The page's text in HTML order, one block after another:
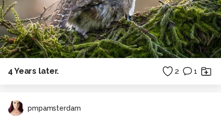
4 Years later. 2 1
pmpamsterdam